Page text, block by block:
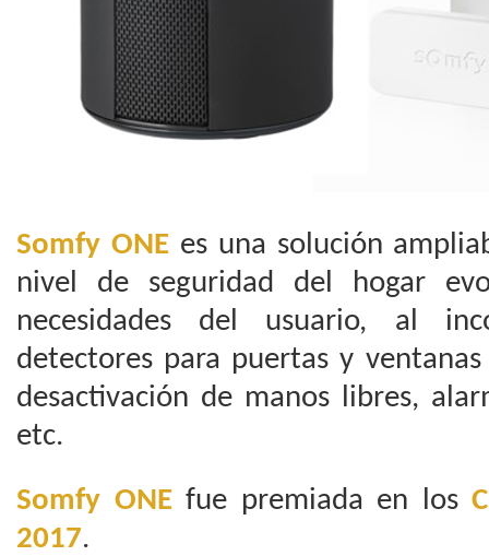
Somfy ONE es una solución
nivel de seguridad del hogar
necesidades del usuario, al
detectores para puertas y
desactivación de manos libres,
etc.
Somfy ONEfue premiada en los
2017.